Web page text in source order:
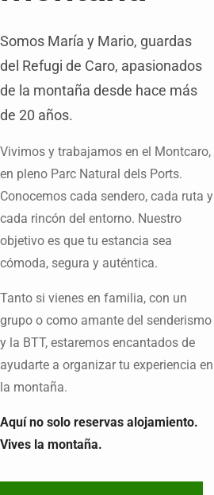
Somos María y Mario, guardas
del Refugi de Caro, apasionados
de la montaña desde hace más
de 20 años.
Vivimos y trabajamos en el Montcaro,
en pleno Parc Natural dels Ports.
Conocemos cada sendero, cada ruta y
cada rincón del entorno. Nuestro
objetivo es que tu estancia sea
cómoda, segura y auténtica.
Tanto si vienes en familia, con un
grupo o como amante del senderismo
y la BTT, estaremos encantados de
ayudarte a organizar tu experiencia en
la montaña.
Aquí no solo reservas alojamiento.
Vives la montaña.